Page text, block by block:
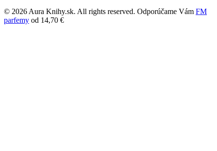
© 2026 Aura Knihy.sk. All rights reserved. Odporúčame Vám FM
parfemy od 14,70 €